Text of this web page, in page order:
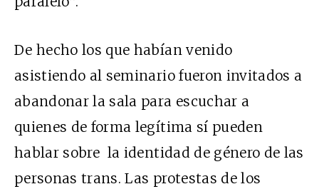
De hecho los que habían venido
asistiendo al seminario fueron invitados a
abandonar la sala para escuchar a
quienes de forma legítima sí pueden
hablar sobre la identidad de género de las
personas trans. Las protestas de los